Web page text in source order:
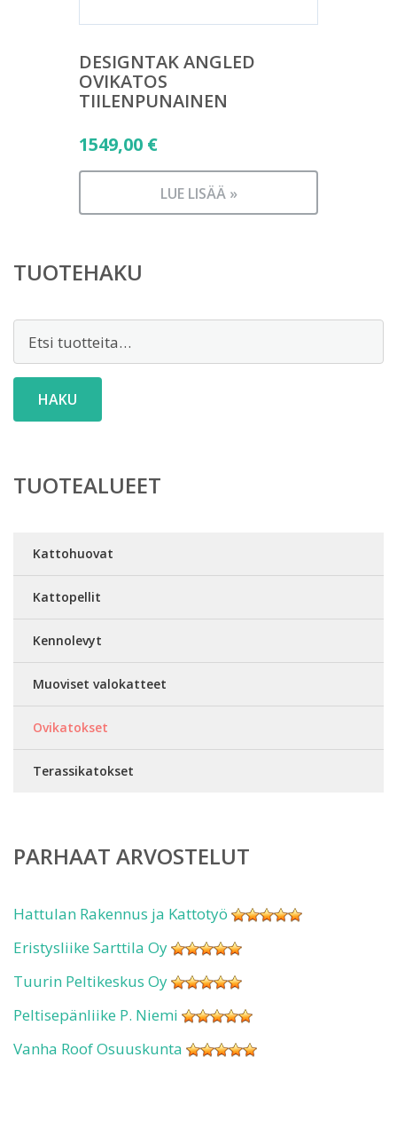
DESIGNTAK ANGLED
OVIKATOS
TIILENPUNAINEN
1549,00 €
LUE LISÄÄ »
TUOTEHAKU
HAKU
TUOTEALUEET
Kattohuovat
Kattopellit
Kennolevyt
Muoviset valokatteet
Ovikatokset
Terassikatokset
PARHAAT ARVOSTELUT
Hattulan Rakennus ja Kattotyö
Eristysliike Sarttila Oy
Tuurin Peltikeskus Oy
Peltisepänliike P. Niemi
Vanha Roof Osuuskunta